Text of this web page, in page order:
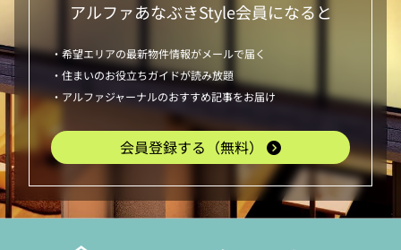
アルファあなぶきStyle会員になると
・希望エリアの最新物件情報がメールで届く
・住まいのお役立ちガイドが読み放題
・アルファジャーナルのおすすめ記事をお届け
会員登録する（無料）